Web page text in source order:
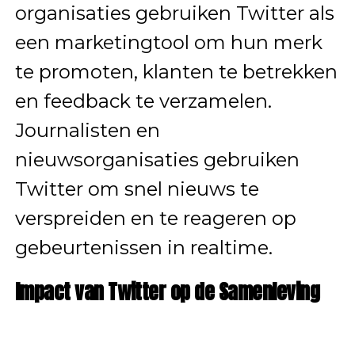
organisaties gebruiken Twitter als
een marketingtool om hun merk
te promoten, klanten te betrekken
en feedback te verzamelen.
Journalisten en
nieuwsorganisaties gebruiken
Twitter om snel nieuws te
verspreiden en te reageren op
gebeurtenissen in realtime.
Impact van Twitter op de Samenleving